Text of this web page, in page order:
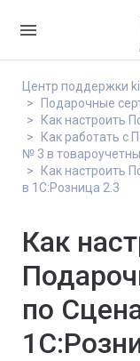

Центр поддержки
Подарочные
Как настроить
Как работать с
№ 3 в
Как настроить
в 1С:Розница 2.3
Как
по